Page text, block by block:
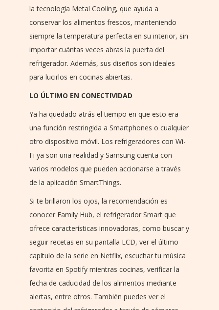
la tecnología Metal Cooling, que ayuda a
conservar los alimentos frescos, manteniendo
siempre la temperatura perfecta en su interior, sin
importar cuántas veces abras la puerta del
refrigerador. Además, sus diseños son ideales
para lucirlos en cocinas abiertas.
LO ÚLTIMO EN CONECTIVIDAD
Ya ha quedado atrás el tiempo en que esto era
una función restringida a Smartphones o cualquier
otro dispositivo móvil. Los refrigeradores con Wi-
Fi ya son una realidad y Samsung cuenta con
varios modelos que pueden accionarse a través
de la aplicación SmartThings.
Si te brillaron los ojos, la recomendación es
conocer Family Hub, el refrigerador Smart que
ofrece características innovadoras, como buscar y
seguir recetas en su pantalla LCD, ver el último
capítulo de la serie en Netflix, escuchar tu música
favorita en Spotify mientras cocinas, verificar la
fecha de caducidad de los alimentos mediante
alertas, entre otros. También puedes ver el